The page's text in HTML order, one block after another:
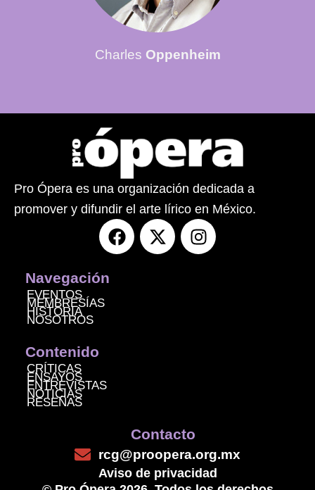
Charles Oppenheim
Pro Ópera es una organización dedicada a
promover y difundir el arte lírico en México.
F
a
X
-
I
n
Navegación
EVENTOS
MEMBRESÍAS
HISTORIA
NOSOTROS
Contenido
CRÍTICAS
ENSAYOS
ENTREVISTAS
NOTICIAS
RESEÑAS
Contacto
rcg@proopera.org.mx
Aviso de privacidad